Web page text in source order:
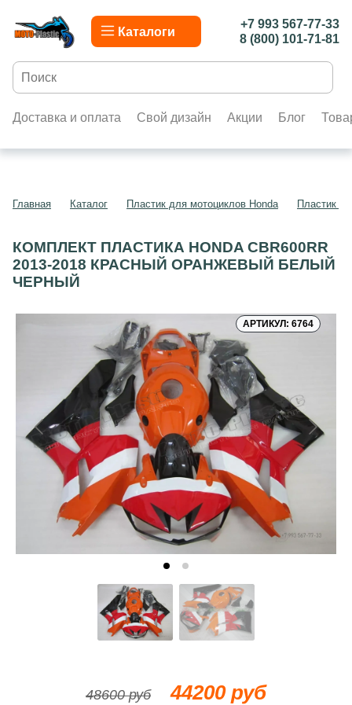
Каталоги
+7 993 567-77-33
8 (800) 101-71-81
Доставка и оплата Свой дизайн Акции Блог
Главная Каталог Пластик для мотоциклов Honda Пластик
КОМПЛЕКТ ПЛАСТИКА HONDA CBR600RR
2013-2018 КРАСНЫЙ ОРАНЖЕВЫЙ БЕЛЫЙ
ЧЕРНЫЙ
АРТИКУЛ: 6764
48600 руб 44200 руб